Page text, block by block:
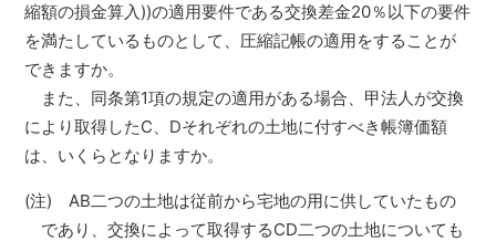
縮額の損金算入))の適用要件である交換差金20％以下の要件
を満たしているものとして、圧縮記帳の適用をすることが
できますか。
また、同条第1項の規定の適用がある場合、甲法人が交換
により取得したC、Dそれぞれの土地に付すべき帳簿価額
は、いくらとなりますか。
(注) AB二つの土地は従前から宅地の用に供していたもの
であり、交換によって取得するCD二つの土地についても